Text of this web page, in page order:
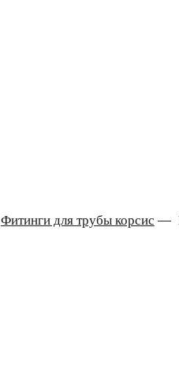
Фитинги для трубы корсис —